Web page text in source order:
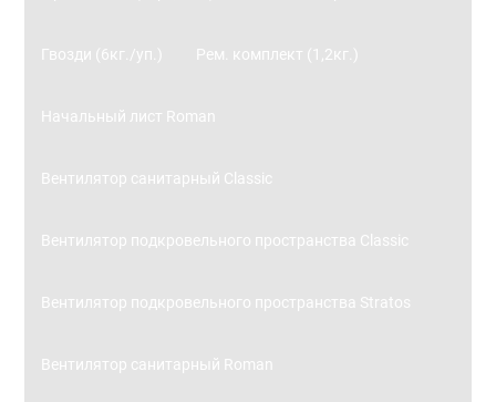
Гвозди (6кг./уп.) Рем. комплект (1,2кг.)
Начальный лист Roman
Вентилятор санитарный Classic
Вентилятор подкровельного пространства Classic
Вентилятор подкровельного пространства Stratos
Вентилятор санитарный Roman